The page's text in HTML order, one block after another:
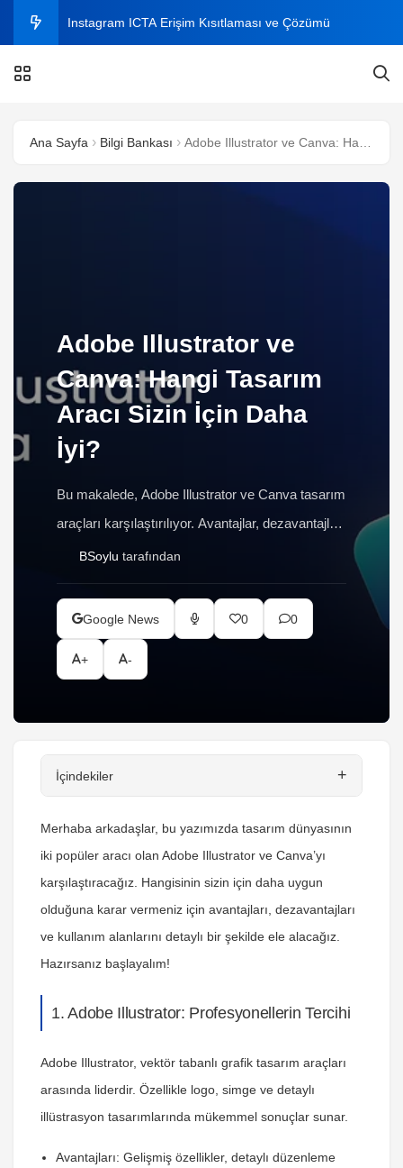
Instagram ICTA Erişim Kısıtlaması ve Çözümü
Ana Sayfa Bilgi Bankası
Adobe Illustrator ve
Canva: Hangi Tasarım
Aracı Sizin İçin Daha
İyi?
Bu makalede, Adobe Illustrator ve Canva tasarım
araçları karşılaştırılıyor. Avantajlar, dezavantajlar
ve kullanım alanları ele alınarak, hangisinin farklı
projelere daha uygun olduğu tartışılıyor. Ayrıca,
iki aracı birleştirerek daha verimli bir çalışma
yöntemi öneriliyor.
BSoylu tarafından
Google News 0 0
+ -
İçindekiler +
Merhaba arkadaşlar, bu yazımızda tasarım dünyasının
iki popüler aracı olan Adobe Illustrator ve Canva’yı
karşılaştıracağız. Hangisinin sizin için daha uygun
olduğuna karar vermeniz için avantajları, dezavantajları
ve kullanım alanlarını detaylı bir şekilde ele alacağız.
Hazırsanız başlayalım!
1. Adobe Illustrator: Profesyonellerin Tercihi
Adobe Illustrator, vektör tabanlı grafik tasarım araçları
arasında liderdir. Özellikle logo, simge ve detaylı
illüstrasyon tasarımlarında mükemmel sonuçlar sunar.
Avantajları: Gelişmiş özellikler, detaylı düzenleme